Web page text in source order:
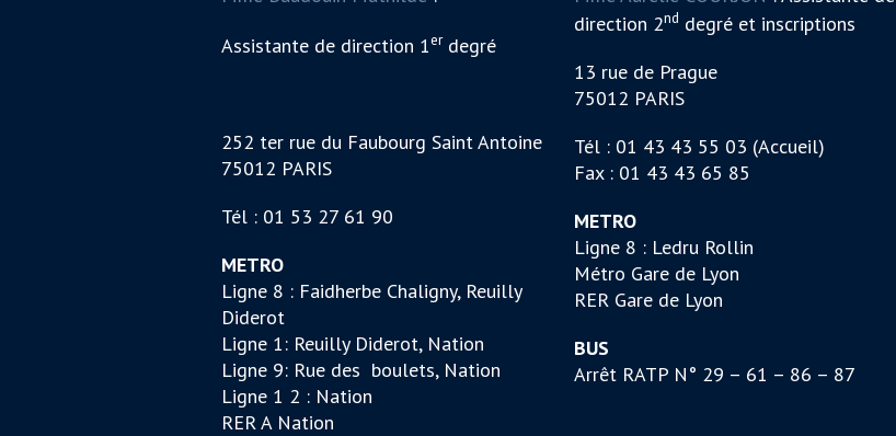
Assistante de direction 1erdegré
252 ter rue du Faubourg Saint Antoine
75012 PARIS
Tél : 01 53 27 61 90
METRO
Ligne 8 : Faidherbe Chaligny, Reuilly
Diderot
Ligne 1: Reuilly Diderot, Nation
Ligne 9: Rue des boulets, Nation
Ligne 1 2 : Nation
RER A Nation
direction 2nd degré et inscriptions
13 rue de Prague
75012 PARIS
Tél : 01 43 43 55 03 (Accueil)
Fax : 01 43 43 65 85
METRO
Ligne 8 : Ledru Rollin
Métro Gare de Lyon
RER Gare de Lyon
BUS
Arrêt RATP N° 29 – 61 – 86 – 87